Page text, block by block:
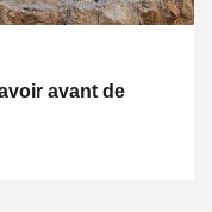
avant de